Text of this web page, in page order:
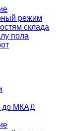
режим
склада
пола
до МКАД